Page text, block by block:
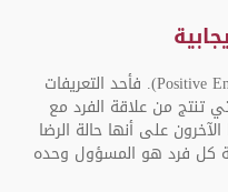
تتعدد تعريفات الطاقة الإيجابية (Positive Energy). فأحد التعريفات
تنتج من علاقة الفرد مع
على أنها حالة الرضا
كل فرد هو المسؤول وحده